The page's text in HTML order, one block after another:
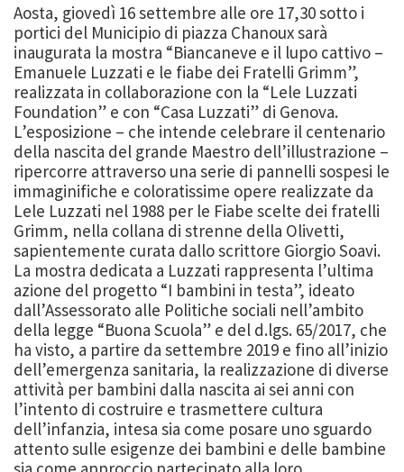
Aosta, giovedì 16 settembre alle ore 17,30 sotto i
portici del Municipio di piazza Chanoux sarà
inaugurata la mostra “Biancaneve e il lupo cattivo –
Emanuele Luzzati e le fiabe dei Fratelli Grimm”,
realizzata in collaborazione con la “Lele Luzzati
Foundation” e con “Casa Luzzati” di Genova.
L’esposizione – che intende celebrare il centenario
della nascita del grande Maestro dell’illustrazione –
ripercorre attraverso una serie di pannelli sospesi le
immaginifiche e coloratissime opere realizzate da
Lele Luzzati nel 1988 per le Fiabe scelte dei fratelli
Grimm, nella collana di strenne della Olivetti,
sapientemente curata dallo scrittore Giorgio Soavi.
La mostra dedicata a Luzzati rappresenta l’ultima
azione del progetto “I bambini in testa”, ideato
dall’Assessorato alle Politiche sociali nell’ambito
della legge “Buona Scuola” e del d.lgs. 65/2017, che
ha visto, a partire da settembre 2019 e fino all’inizio
dell’emergenza sanitaria, la realizzazione di diverse
attività per bambini dalla nascita ai sei anni con
l’intento di costruire e trasmettere cultura
dell’infanzia, intesa sia come posare uno sguardo
attento sulle esigenze dei bambini e delle bambine